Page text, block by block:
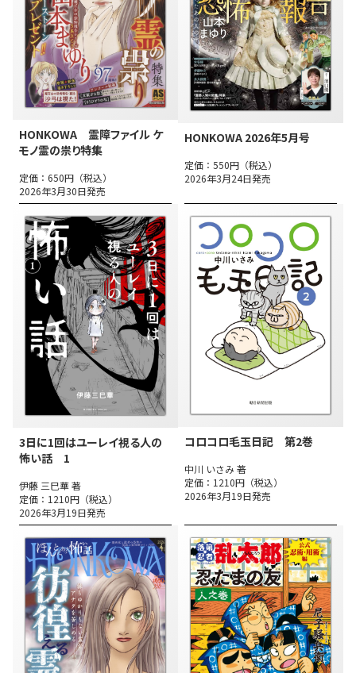
HONKOWA 霊障ファイル ケ
モノ霊の祟り特集
定価：650円（税込）
2026年3月30日発売
HONKOWA 2026年5月号
定価：550円（税込）
2026年3月24日発売
3日に1回はユーレイ視る人の
怖い話 1
伊藤 三巳華 著
定価：1210円（税込）
2026年3月19日発売
コロコロ毛玉日記 第2巻
中川 いさみ 著
定価：1210円（税込）
2026年3月19日発売